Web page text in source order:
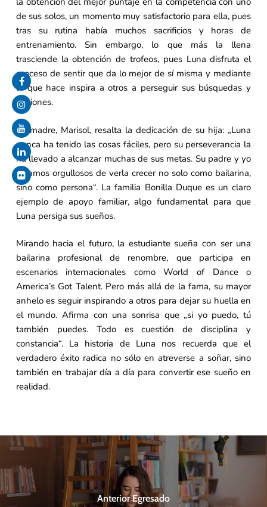
de sus solos, un momento muy satisfactorio para ella, pues
tras su rutina había muchos sacrificios y horas de
entrenamiento. Sin embargo, lo que más la llena
trasciende la obtención de trofeos, pues Luna disfruta el
proceso de sentir que da lo mejor de sí misma y mediante
lo que hace inspira a otros a perseguir sus búsquedas y
pasiones.
Su madre, Marisol, resalta la dedicación de su hija: „Luna
nunca ha tenido las cosas fáciles, pero su perseverancia la
ha llevado a alcanzar muchas de sus metas. Su padre y yo
estamos orgullosos de verla crecer no solo como bailarina,
sino como persona“. La familia Bonilla Duque es un claro
ejemplo de apoyo familiar, algo fundamental para que
Luna persiga sus sueños.
Mirando hacia el futuro, la estudiante sueña con ser una
bailarina profesional de renombre, que participa en
escenarios internacionales como World of Dance o
America’s Got Talent. Pero más allá de la fama, su mayor
anhelo es seguir inspirando a otros para dejar su huella en
el mundo. Afirma con una sonrisa que „si yo puedo, tú
también puedes. Todo es cuestión de disciplina y
constancia“. La historia de Luna nos recuerda que el
verdadero éxito radica no sólo en atreverse a soñar, sino
también en trabajar día a día para convertir ese sueño en
realidad.
Anterior Egresado